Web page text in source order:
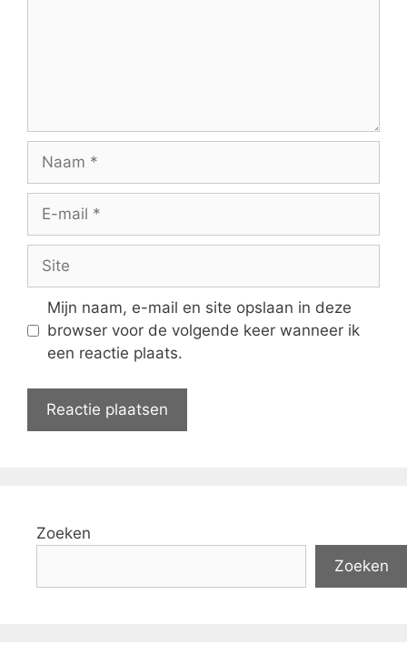
Naam
Site
Mijn naam, e-mail en site opslaan in deze
browser voor de volgende keer wanneer ik
een reactie plaats.
Zoeken
Zoeken